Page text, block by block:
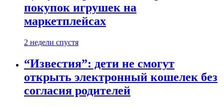
покупок игрушек на
маркетплейсах
2 недели спустя
“Известия”: дети не смогут
открыть электронный кошелек без
согласия родителей